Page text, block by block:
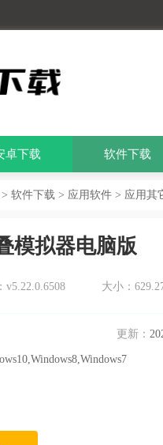
卓下载 软件下载
> 软件下载 > 应用软件 > 应用其
模拟器电脑版
v5.22.0.6508 大小：
更新：